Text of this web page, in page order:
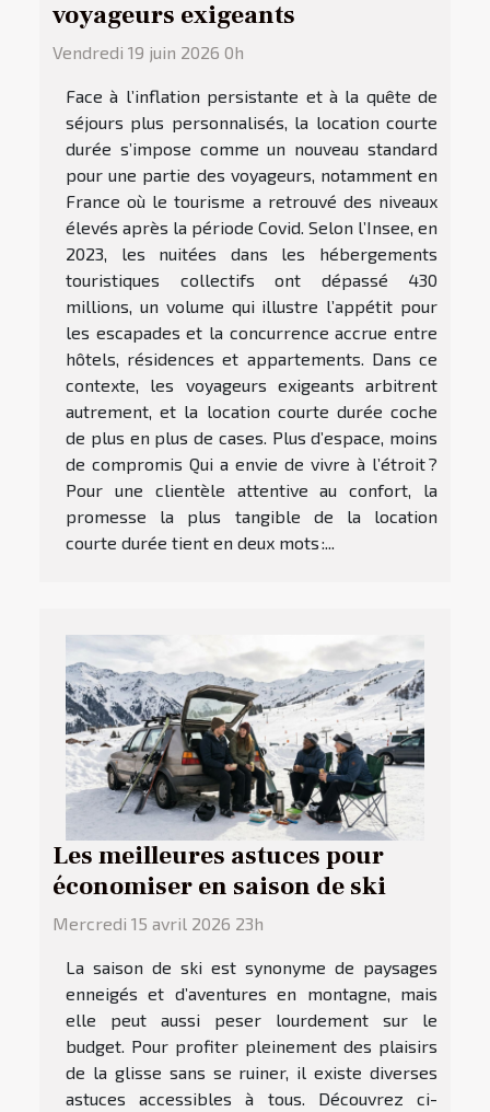
voyageurs exigeants
Vendredi 19 juin 2026 0h
Face à l’inflation persistante et à la quête de
séjours plus personnalisés, la location courte
durée s’impose comme un nouveau standard
pour une partie des voyageurs, notamment en
France où le tourisme a retrouvé des niveaux
élevés après la période Covid. Selon l’Insee, en
2023, les nuitées dans les hébergements
touristiques collectifs ont dépassé 430
millions, un volume qui illustre l’appétit pour
les escapades et la concurrence accrue entre
hôtels, résidences et appartements. Dans ce
contexte, les voyageurs exigeants arbitrent
autrement, et la location courte durée coche
de plus en plus de cases. Plus d’espace, moins
de compromis Qui a envie de vivre à l’étroit ?
Pour une clientèle attentive au confort, la
promesse la plus tangible de la location
courte durée tient en deux mots :...
Les meilleures astuces pour
économiser en saison de ski
Mercredi 15 avril 2026 23h
La saison de ski est synonyme de paysages
enneigés et d’aventures en montagne, mais
elle peut aussi peser lourdement sur le
budget. Pour profiter pleinement des plaisirs
de la glisse sans se ruiner, il existe diverses
astuces accessibles à tous. Découvrez ci-